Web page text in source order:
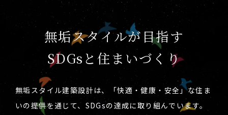
無垢スタイルが目指す
SDGsと住まいづくり
無垢スタイル建築設計は、「快適・健康・安全」な住ま
いの提供を通じて、SDGsの達成に取り組んでいます。